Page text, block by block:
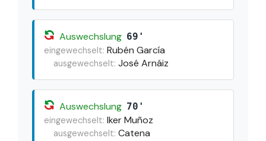
Auswechslung 69'
eingewechselt: Rubén García
ausgewechselt: José Arnáiz
Auswechslung 70'
eingewechselt: Iker Muñoz
ausgewechselt: Catena